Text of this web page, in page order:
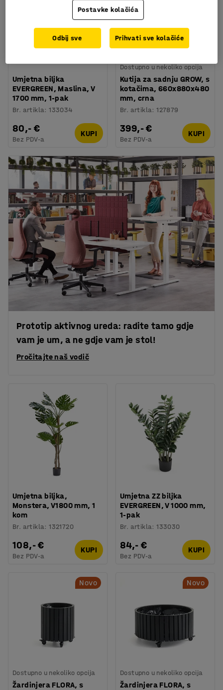
Umjetna biljka
EVERGREEN, Maslina, V
1700 mm, 1-pak
Br. artikla:133034
80,- €
Bez PDV-a
KUPI
Dostupno u nekoliko opcija
Kutija za sadnju GROW, s
kotačima, 660x880x480
mm, crna
Br. artikla:127879
399,- €
Bez PDV-a
KUPI
Prototip aktivnog ureda: radite tamo gdje
vam je um, a ne gdje vam je stol!
Pročitajte naš vodič
Umjetna biljka,
Monstera, V1800 mm, 1
kom
Br. artikla:1321720
108,- €
Bez PDV-a
KUPI
Umjetna ZZ biljka
EVERGREEN, V 1000 mm,
1-pak
Br. artikla:133030
84,- €
Bez PDV-a
KUPI
Novo
Dostupno u nekoliko opcija
Žardinjera FLORA, s
Novo
Dostupno u nekoliko opcija
Žardinjera FLORA, s
Postavke kolačića
Odbij sve Prihvati sve kolačiće